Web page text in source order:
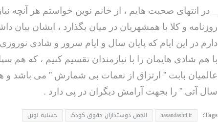
در انتهای صحبت هایم ، از خانم نوین خواستم هر آنچه
روزنامه و کلا با همشهریان در میان بگذارد ، ایشان بیان
دارم در این ایام که پایان سال و ایام سرور و شادی
با هم شادی هایمان را با نیازمندان تقسیم کنیم ، که هم
عالمیان بابت ” ارتزاق از نعمات بی شمارش ” می باشد و
سال آتی ” را بجهت آرامش دیگران در پی دارد .
Tags:
hasandashti.ir انجمن دوستداران حقوق کودک حسنیه نوین